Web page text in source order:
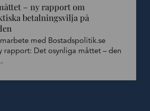
– ny rapport om
betalningsvilja på
med Bostadspolitik.se
rapport: Det osynliga måttet – den